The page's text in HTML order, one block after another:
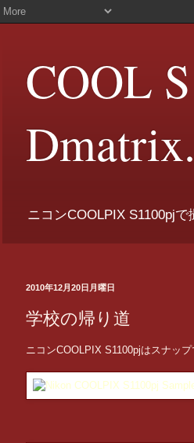
COOL
ニコンCOOLPIX S1100pj
2010年12月20日月曜日
学校の帰り道
ニコンCOOLPIX S1100pjはスナッ